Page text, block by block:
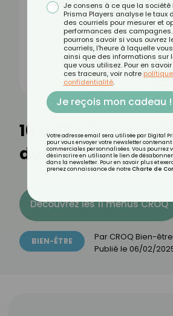
10 utilisations
du savon noir
Découvrez les 11 menus CROQ
BIEN-ÊTRE Par CROQ Bien-être
Publié le 06/02/
Je consens à ce que la société
Prisma Players analyse le taux
des courriels pour mesurer et
performances des campagnes.
pourrons savoir si vous ouvrez
courriels, l'heure à laquelle
ainsi que des informations sur
que vous utilisez. Pour en
ces traceurs, voir notre
confidentialité.
Je reçois mon cadeau !
Votre adresse email sera utilisée par Digital
pour vous envoyer votre newsletter contenant
commerciales personnalisées. Vous pourrez
désinscrire en utilisant le lien de
dans la newsletter. Pour en savoir plus et
prenez connaissance de notre Charte de